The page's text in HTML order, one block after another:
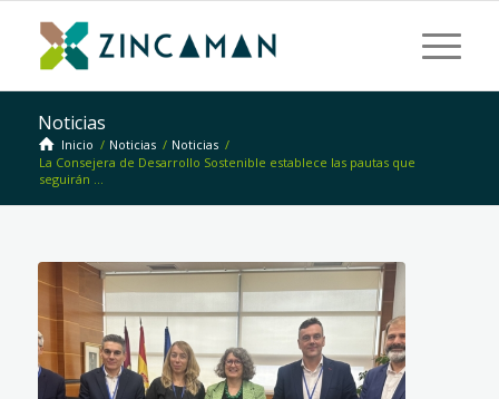
Noticias
Inicio / Noticias / Noticias /
La Consejera de Desarrollo Sostenible establece las pautas que
seguirán ...